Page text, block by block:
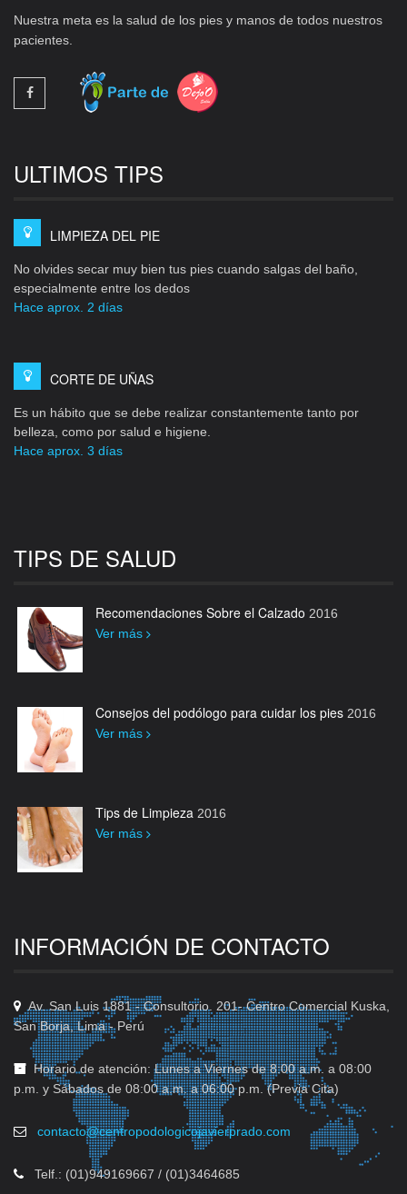
Nuestra meta es la salud de los pies y manos de todos nuestros
pacientes.
ULTIMOS TIPS
LIMPIEZA DEL PIE
No olvides secar muy bien tus pies cuando salgas del baño,
especialmente entre los dedos
Hace aprox. 2 días
CORTE DE UÑAS
Es un hábito que se debe realizar constantemente tanto por
belleza, como por salud e higiene.
Hace aprox. 3 días
TIPS DE SALUD
Recomendaciones Sobre el Calzado 2016
Ver más
Consejos del podólogo para cuidar los pies 2016
Ver más
Tips de Limpieza 2016
Ver más
INFORMACIÓN DE CONTACTO
Av. San Luis 1881 - Consultorio. 201- Centro Comercial Kuska,
San Borja, Lima - Perú
Horario de atención: Lunes a Viernes de 8:00 a.m. a 08:00
p.m. y Sábados de 08:00 a.m. a 06:00 p.m. (Previa Cita)
contacto@centropodologicojavierprado.com
Telf.: (01)949169667 / (01)3464685